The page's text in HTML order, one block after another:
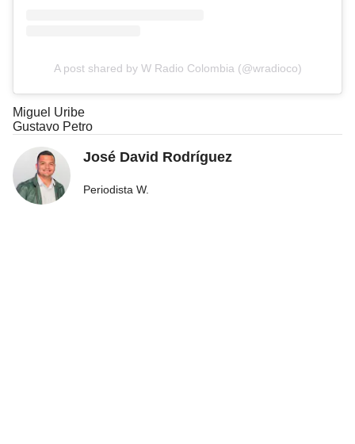
A post shared by W Radio Colombia (@wradioco)
Miguel Uribe
Gustavo Petro
José David Rodríguez
Periodista W.